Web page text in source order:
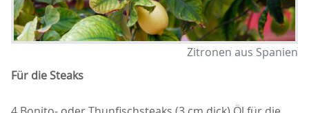
Zitronen aus Spanien
Für die Steaks